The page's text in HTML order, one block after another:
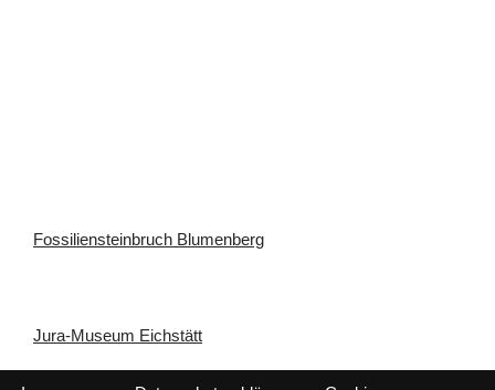
Fossiliensteinbruch Blumenberg
Jura-Museum Eichstätt